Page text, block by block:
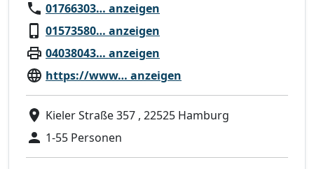
01766303… anzeigen
01573580… anzeigen
04038043… anzeigen
https://www… anzeigen
Kieler Straße 357 , 22525 Hamburg
1-55 Personen